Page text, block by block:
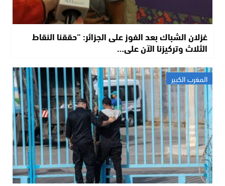
غزلان الشباك بعد الفوز على الجزائر: “حققنا النقاط
الثلاث وتركيزنا الآن على…
المغرب الكبير